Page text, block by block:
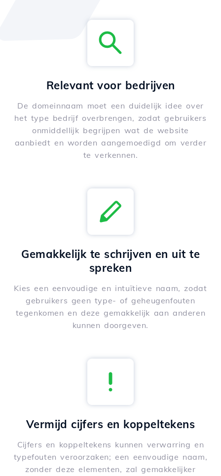
Relevant voor bedrijven
De domeinnaam moet een duidelijk idee over
het type bedrijf overbrengen, zodat gebruikers
onmiddellijk begrijpen wat de website
aanbiedt en worden aangemoedigd om verder
te verkennen.
Gemakkelijk te schrijven en uit te
spreken
Kies een eenvoudige en intuïtieve naam, zodat
gebruikers geen type- of geheugenfouten
tegenkomen en deze gemakkelijk aan anderen
kunnen doorgeven.
Vermijd cijfers en koppeltekens
Cijfers en koppeltekens kunnen verwarring en
typefouten veroorzaken; een eenvoudige naam,
zonder deze elementen, zal gemakkelijker